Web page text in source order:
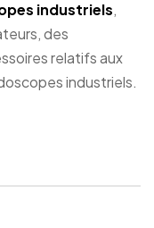
industriels,
des
relatifs aux
industriels.